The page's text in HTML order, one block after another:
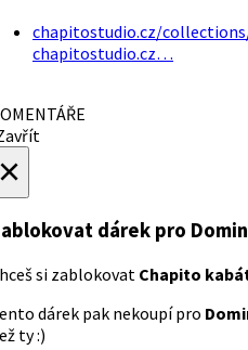
chapitostudio.cz/
chapitostudio.cz…
dárek pro
si zablokovat Chapito
dárek pak nekoupí pro
ty :)